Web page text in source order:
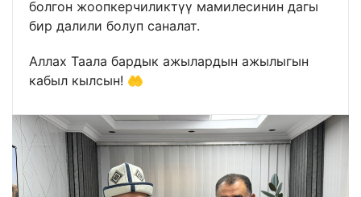
болгон жоопкерчиликтүү мамилесинин дагы
бир далили болуп саналат.
Аллах Таала бардык ажылардын ажылыгын
кабыл кылсын! 🤲